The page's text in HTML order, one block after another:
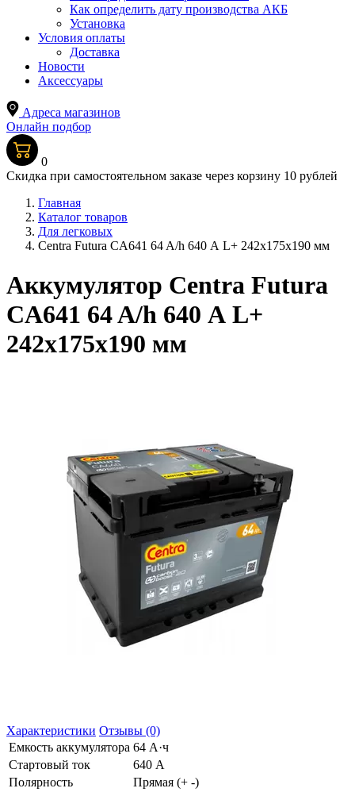
Как определить дату производства АКБ
Установка
Условия оплаты
Доставка
Новости
Аксессуары
Адреса магазинов
Онлайн подбор
0
Скидка при самостоятельном заказе через корзину 10 рублей
Главная
Каталог товаров
Для легковых
Centra Futura CA641 64 A/h 640 А L+ 242x175x190 мм
Аккумулятор Centra Futura
CA641 64 A/h 640 А L+
242x175x190 мм
Характеристики Отзывы (0)
Емкость аккумулятора 64 А·ч
Стартовый ток
640 А
Полярность
Прямая (+ -)